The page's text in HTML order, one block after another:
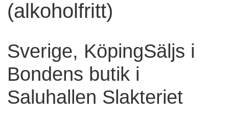
(alkoholfritt)
Sverige, KöpingSäljs i
Bondens butik i
Saluhallen Slakteriet